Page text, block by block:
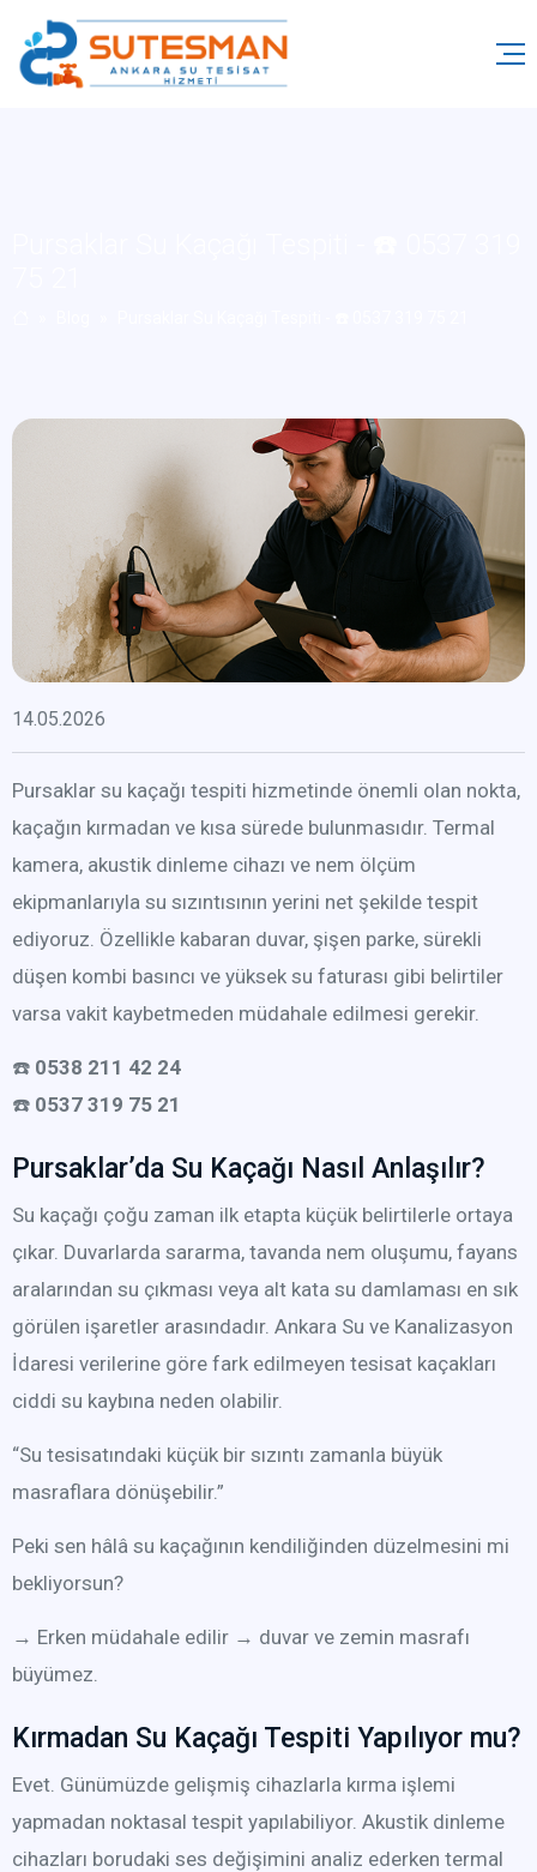
14.05.2026
Pursaklar su kaçağı tespiti hizmetinde önemli olan nokta,
kaçağın kırmadan ve kısa sürede bulunmasıdır. Termal
kamera, akustik dinleme cihazı ve nem ölçüm
ekipmanlarıyla su sızıntısının yerini net şekilde tespit
ediyoruz. Özellikle kabaran duvar, şişen parke, sürekli
düşen kombi basıncı ve yüksek su faturası gibi belirtiler
varsa vakit kaybetmeden müdahale edilmesi gerekir.
☎️ 0538 211 42 24
☎️ 0537 319 75 21
Pursaklar’da Su Kaçağı Nasıl Anlaşılır?
Su kaçağı çoğu zaman ilk etapta küçük belirtilerle ortaya
çıkar. Duvarlarda sararma, tavanda nem oluşumu, fayans
aralarından su çıkması veya alt kata su damlaması en sık
görülen işaretler arasındadır. Ankara Su ve Kanalizasyon
İdaresi verilerine göre fark edilmeyen tesisat kaçakları
ciddi su kaybına neden olabilir.
“Su tesisatındaki küçük bir sızıntı zamanla büyük
masraflara dönüşebilir.”
Peki sen hâlâ su kaçağının kendiliğinden düzelmesini mi
bekliyorsun?
→ Erken müdahale edilir → duvar ve zemin masrafı
büyümez.
Kırmadan Su Kaçağı Tespiti Yapılıyor mu?
Evet. Günümüzde gelişmiş cihazlarla kırma işlemi
yapmadan noktasal tespit yapılabiliyor. Akustik dinleme
cihazları borudaki ses değişimini analiz ederken termal